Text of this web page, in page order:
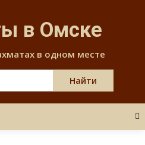
content
в Омске
в одном месте